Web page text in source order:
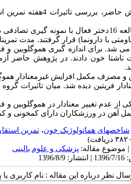
سابقه و هدف: هدف
مواد و روش­ ها: در این مطالعه 16دختر
از 4 هفته تمرین و مصرف مکمل افزایش
فریتین دیده شد. میان تاثیرات
از عدم تغییر معنادار در هموگلوبین
آهن در ورزشکاران دارای کم­خونی و
شاخصهای هماتولوژیک خون، تمرین
| موضوع مقاله: پزشکی و علوم بالینی
نظر درباره این مقاله : نام کاربری